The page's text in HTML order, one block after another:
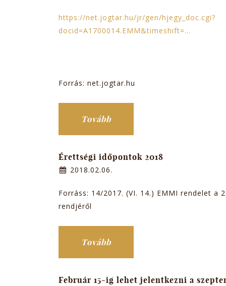
https://net.jogtar.hu/jr/gen/hjegy_doc.cgi?
docid=A1700014.EMM&timeshift=...
Forrás: net.jogtar.hu
Tovább
Érettségi időpontok 2018
2018.02.06.
Forráss: 14/2017. (VI. 14.) EMMI rendelet a
rendjéről
Tovább
Február 15-ig lehet jelentkezni a